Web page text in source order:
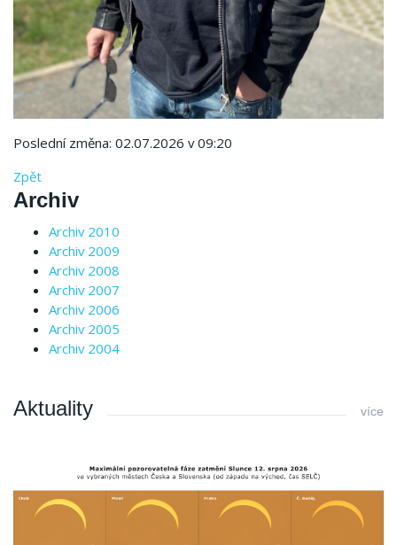
Poslední změna: 02.07.2026 v 09:20
Zpět
Archiv
Archiv 2010
Archiv 2009
Archiv 2008
Archiv 2007
Archiv 2006
Archiv 2005
Archiv 2004
Aktuality více